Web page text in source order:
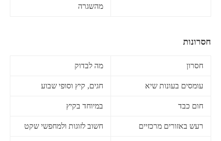
מהשגרה
חסרונות
חסרון מה לבדוק
עומסים בעונות שיא חגים, קיץ וסופי שבוע
חום כבד במיוחד בקיץ
רעש באזורים מרכזיים חשוב לזוגות ולמחפשי שקט